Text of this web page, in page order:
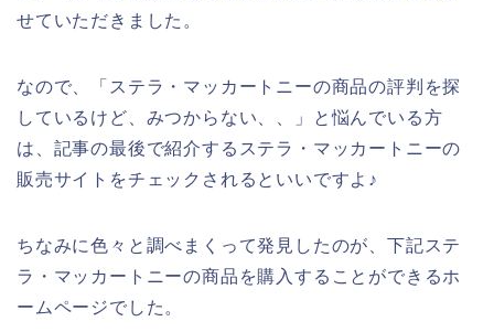
せていただきました。
なので、「ステラ・マッカートニーの商品の評判を探
しているけど、みつからない、、」と悩んでいる方
は、記事の最後で紹介するステラ・マッカートニーの
販売サイトをチェックされるといいですよ♪
ちなみに色々と調べまくって発見したのが、下記ステ
ラ・マッカートニーの商品を購入することができるホ
ームページでした。